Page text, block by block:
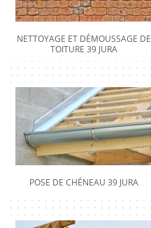
NETTOYAGE ET DÉMOUSSAGE DE
TOITURE 39 JURA
POSE DE CHÉNEAU 39 JURA